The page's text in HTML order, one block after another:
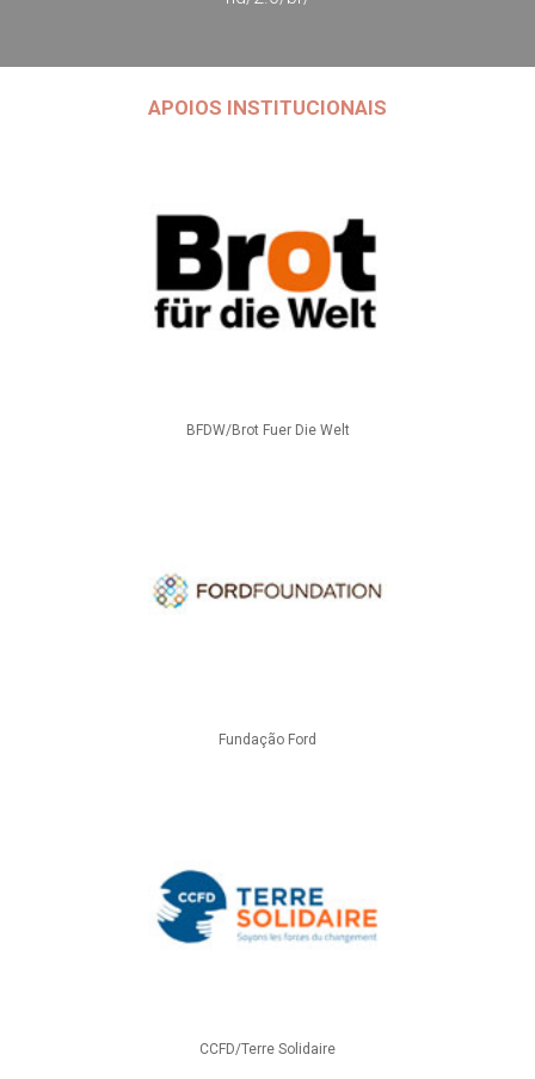
APOIOS INSTITUCIONAIS
BFDW/Brot Fuer Die Welt
Fundação Ford
CCFD/Terre Solidaire